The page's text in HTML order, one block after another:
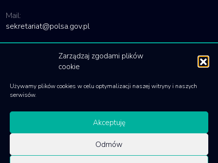
Zarządzaj zgodami plików
cookie
Używamy plików cookies w celu optymalizacji naszej witryny i naszych
serwisów.
Akceptuję
Odmów
Mail:
sekretariat@polsa.gov.pl
Polityka cookies
© 2020 Polska Agencja Kosmiczna